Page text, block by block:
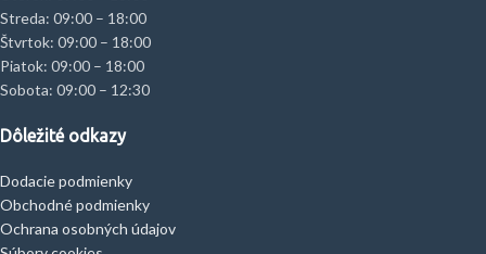
Streda: 09:00 – 18:00
Štvrtok: 09:00 – 18:00
Piatok: 09:00 – 18:00
Sobota: 09:00 – 12:30
Dôležité odkazy
Dodacie podmienky
Obchodné podmienky
Ochrana osobných údajov